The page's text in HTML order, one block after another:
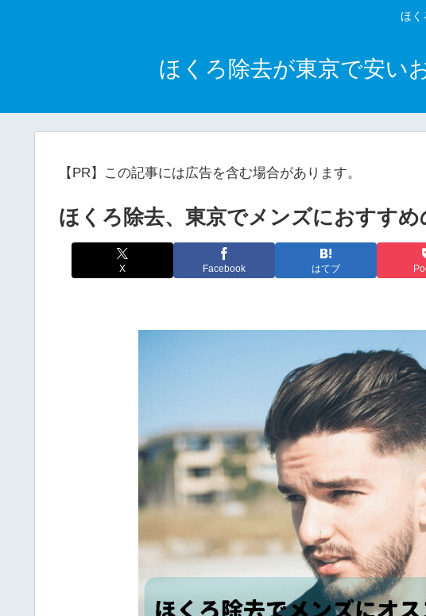
ほく
ほくろ除去が東京で安い
【PR】この記事には広告を含む場合があります。
ほくろ除去、東京でメンズにおすすめ
X Facebook はてブ